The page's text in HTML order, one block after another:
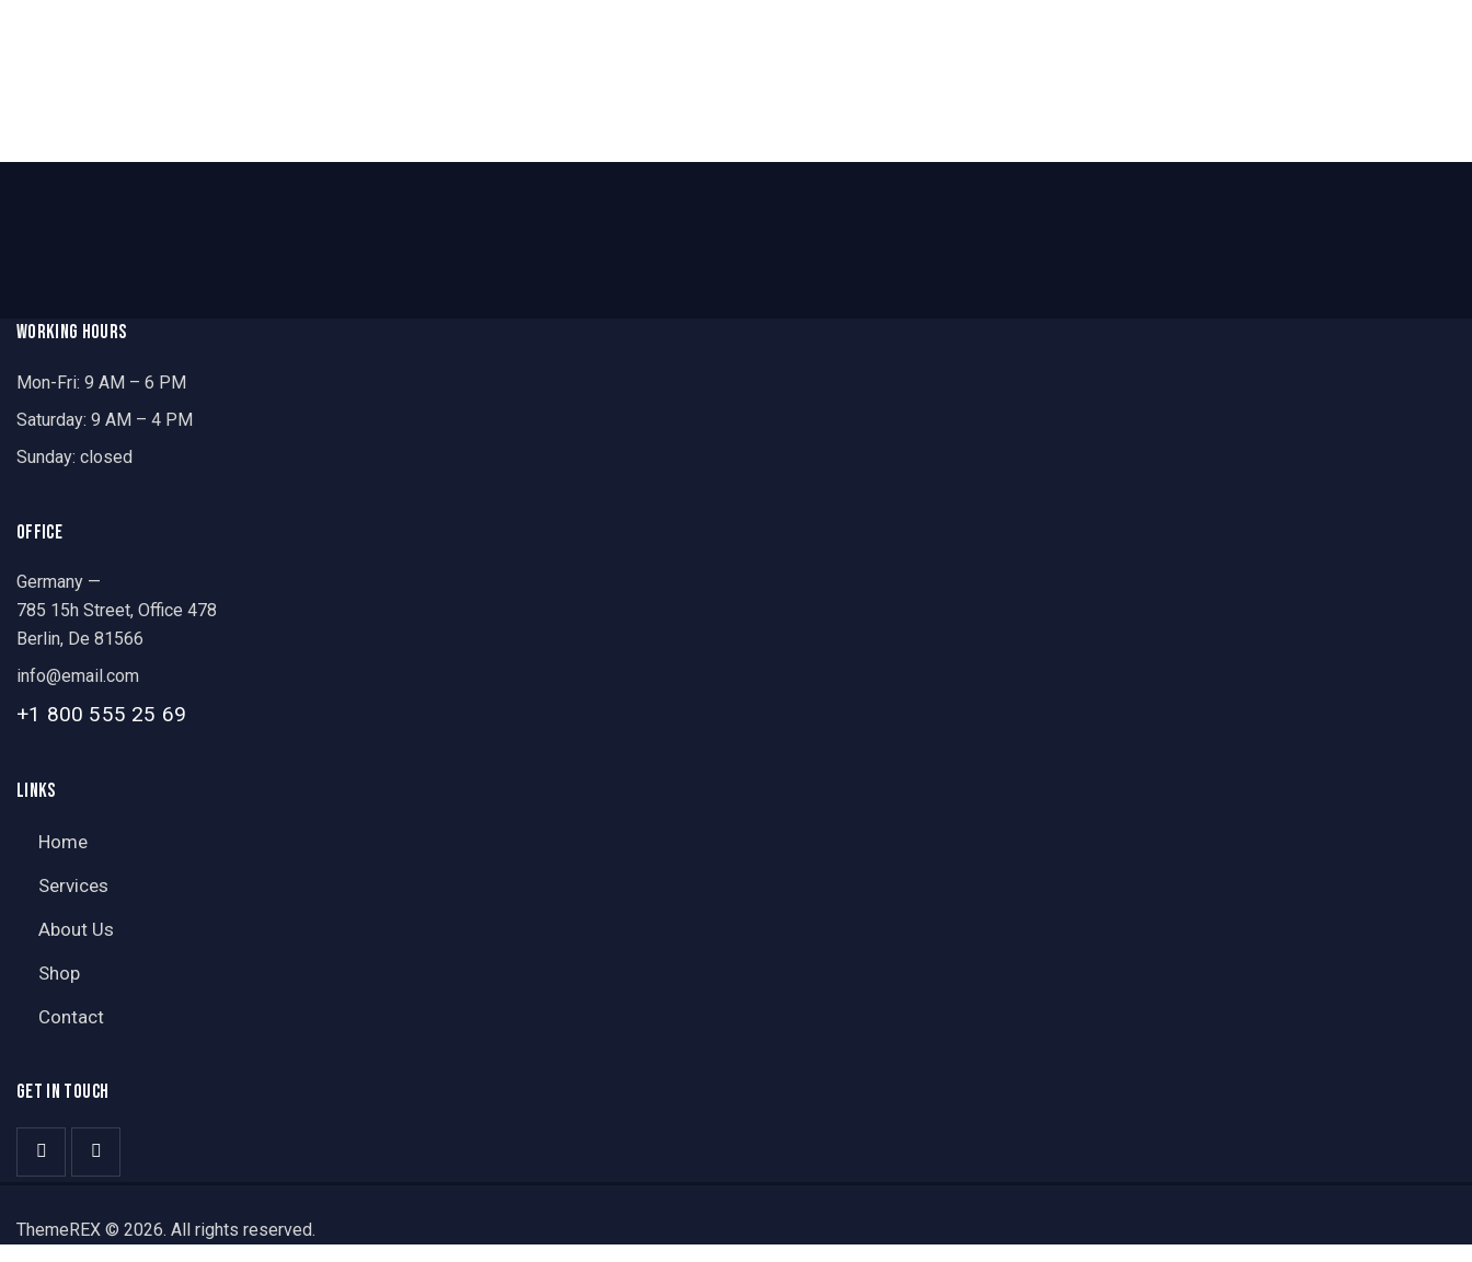
WORKING HOURS
Mon-Fri: 9 AM – 6 PM
Saturday: 9 AM – 4 PM
Sunday: closed
OFFICE
Germany —
785 15h Street, Office 478
Berlin, De 81566
info@email.com
+1 800 555 25 69
LINKS
Home
Services
About Us
Shop
Contact
GET IN TOUCH
ThemeREX © 2026. All rights reserved.